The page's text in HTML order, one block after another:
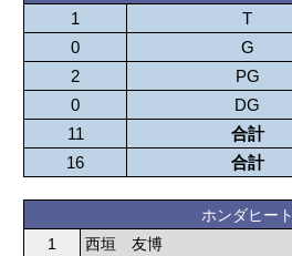
1
T
0
G
2
PG
0
DG
11
合計
16
合計
ホンダヒート
1
西垣 友博